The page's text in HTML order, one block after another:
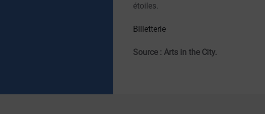
étoiles.
Billetterie
Source : Arts in the City.